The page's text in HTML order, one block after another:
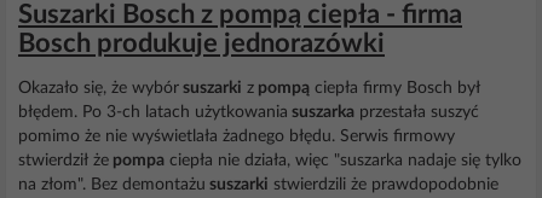
Suszarki Bosch z pompą ciepła - firma
Bosch produkuje jednorazówki
Okazało się, że wybór suszarki z pompą ciepła firmy Bosch był
błędem. Po 3-ch latach użytkowania suszarka przestała suszyć
pomimo że nie wyświetlała żadnego błędu. Serwis firmowy
stwierdził że pompa ciepła nie działa, więc "suszarka nadaje się tylko
na złom". Bez demontażu suszarki stwierdzili że prawdopodobnie